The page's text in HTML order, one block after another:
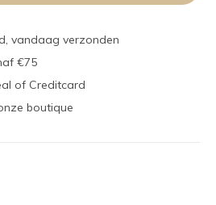
vandaag verzonden
€75
of Creditcard
boutique